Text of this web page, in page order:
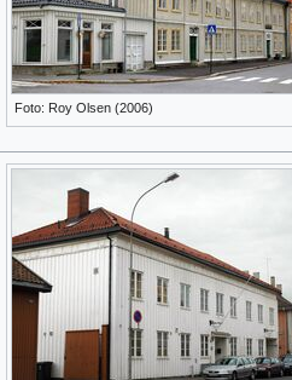
Foto: Roy Olsen (2006)